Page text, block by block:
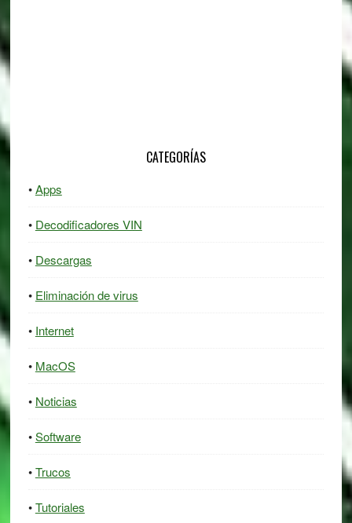
CATEGORÍAS
Apps
Decodificadores VIN
Descargas
Eliminación de virus
Internet
MacOS
Noticias
Software
Trucos
Tutoriales